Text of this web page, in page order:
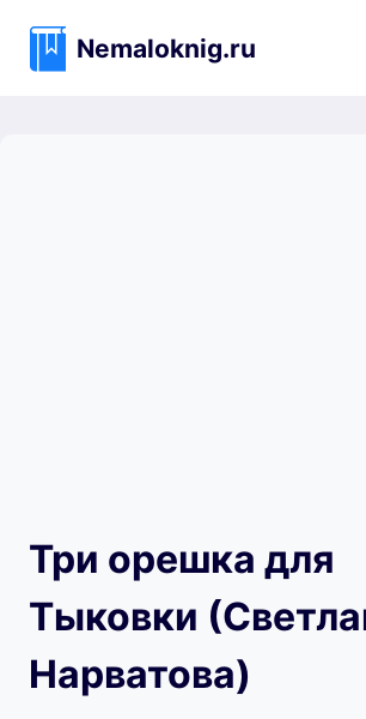
содержимому
Nemaloknig.ru
Три орешка для
Тыковки
Нарватова)